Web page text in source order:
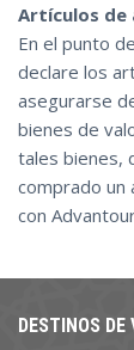
Artículos de
En el punto
declare los
asegurarse
bienes de
tales bienes,
comprado un
con
DESTINOS DE